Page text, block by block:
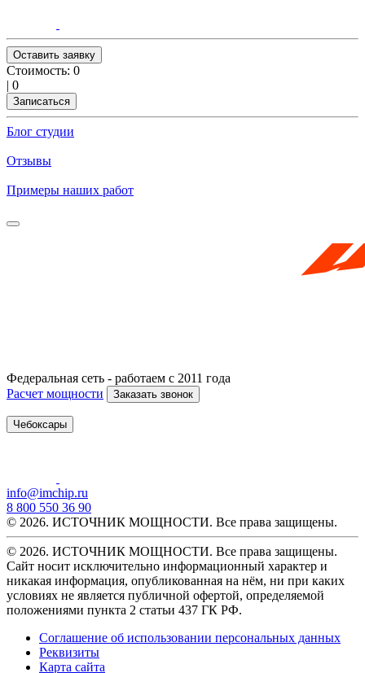
Оставить заявку
Стоимость: 0
| 0
Записаться
Блог студии
Отзывы
Примеры наших работ
Федеральная сеть - работаем с 2011 года
Расчет мощности
Заказать звонок
Чебоксары
info@imchip.ru
8 800 550 36 90
© 2026. ИСТОЧНИК МОЩНОСТИ. Все права защищены.
© 2026. ИСТОЧНИК МОЩНОСТИ. Все права защищены.
Сайт носит исключительно информационный характер и
никакая информация, опубликованная на нём, ни при каких
условиях не является публичной офертой, определяемой
положениями пункта 2 статьи 437 ГК РФ.
Соглашение об использовании персональных данных
Реквизиты
Карта сайта